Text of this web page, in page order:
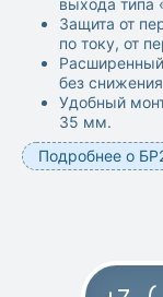
Защита от
по току, от
без
Удобный
35 мм.
Подробнее о